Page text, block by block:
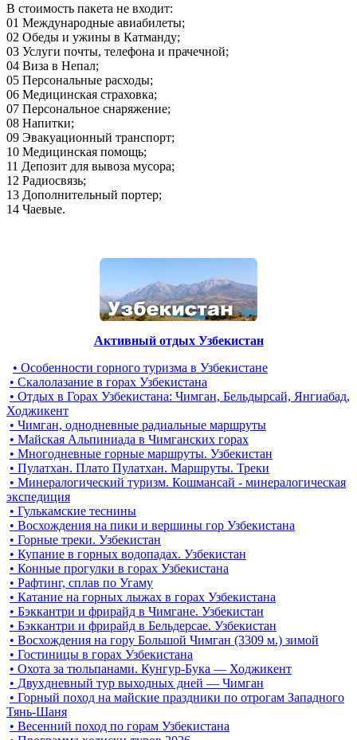
В стоимость пакета не входит:
01 Международные авиабилеты;
02 Обеды и ужины в Катманду;
03 Услуги почты, телефона и прачечной;
04 Виза в Непал;
05 Персональные расходы;
06 Медицинская страховка;
07 Персональное снаряжение;
08 Напитки;
09 Эвакуационный транспорт;
10 Медицинская помощь;
11 Депозит для вывоза мусора;
12 Радиосвязь;
13 Дополнительный портер;
14 Чаевые.
Активный отдых Узбекистан
• Особенности горного туризма в Узбекистане
• Скалолазание в горах Узбекистана
• Отдых в Горах Узбекистана: Чимган, Бельдырсай, Янгиабад,
Ходжикент
• Чимган, однодневные радиальные маршруты
• Майская Альпиниада в Чимганских горах
• Многодневные горные маршруты. Узбекистан
• Пулатхан. Плато Пулатхан. Маршруты. Треки
• Минералогический туризм. Кошмансай - минералогическая
экспедиция
• Гулькамские теснины
• Восхождения на пики и вершины гор Узбекистана
• Горные треки. Узбекистан
• Купание в горных водопадах. Узбекистан
• Конные прогулки в горах Узбекистана
• Рафтинг, сплав по Угаму
• Катание на горных лыжах в горах Узбекистана
• Бэккантри и фрирайд в Чимгане. Узбекистан
• Бэккантри и фрирайд в Бельдерсае. Узбекистан
• Восхождения на гору Большой Чимган (3309 м.) зимой
• Гостиницы в горах Узбекистана
• Охота за тюльпанами. Кунгур-Бука — Ходжикент
• Двухдневный тур выходных дней — Чимган
• Горный поход на майские праздники по отрогам Западного
Тянь-Шаня
• Весенний поход по горам Узбекистана